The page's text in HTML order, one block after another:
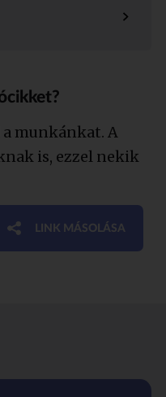
a munkánkat. A
is, ezzel nekik
LINK MÁSOLÁSA